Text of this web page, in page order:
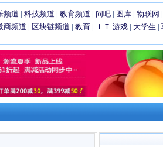
频道 | 科技频道 | 教育频道 | 问吧 | 图库 | 物联网 |
商频道 | 区块链频道 | 教育 | ＩＴ 游戏 | 大学生 |